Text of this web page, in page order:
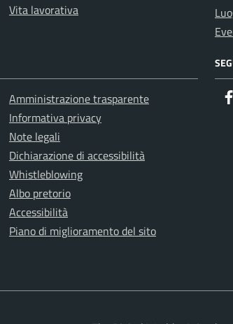
Vita lavorativa
Amministrazione trasparente
Informativa privacy
Note legali
Dichiarazione di accessibilità
Whistleblowing
Albo pretorio
Accessibilità
Piano di miglioramento del sito